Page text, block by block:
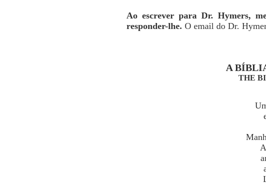
Ao escrever para Dr. Hymers,
responder-lhe. O email do Dr.
A
THE